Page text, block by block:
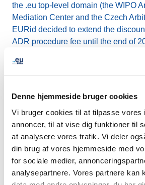
Denne hjemmeside bruger cookies
Vi bruger cookies til at tilpasse vores
annoncer, til at vise dig funktioner til
at analysere vores trafik. Vi deler
din brug af vores hjemmeside med
for sociale medier,
analysepartnere. Vores partnere kan
the .eu top-level domain (the WIPO
Mediation Center and the Czech
EURid decided to extend the
ADR procedure fee until the end of
This means that the ADR fee per
If you wish to dispute a .eu, .ею or
registration
and believe that you
(within the EU or EEA) to that
hold a trademark, trade name,
name, etc.), and that the current
is using the domain name for
purposes, you may challenge its